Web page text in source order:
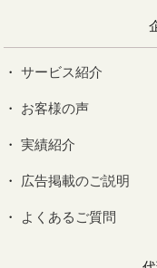
サービス紹介
お客様の声
実績紹介
広告掲載のご説明
よくあるご質問